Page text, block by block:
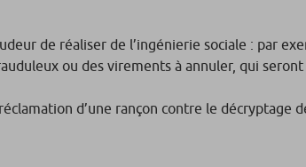
de réaliser de l’ingénierie sociale : par
ou des virements à annuler, qui
d’une rançon contre le décryptage